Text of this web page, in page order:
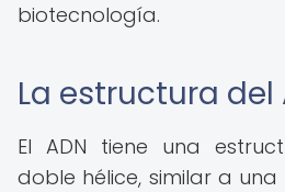
biotecnología.
La estructura del
El ADN tiene una
doble hélice, similar a